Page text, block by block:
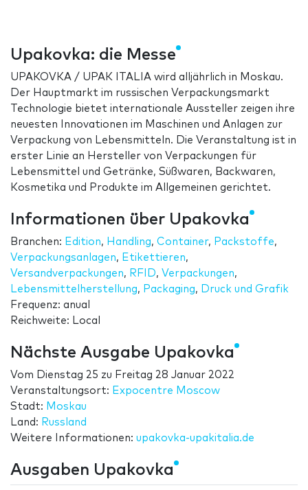
Upakovka: die Messe
UPAKOVKA / UPAK ITALIA wird alljährlich in Moskau.
Der Hauptmarkt im russischen Verpackungsmarkt
Technologie bietet internationale Aussteller zeigen ihre
neuesten Innovationen im Maschinen und Anlagen zur
Verpackung von Lebensmitteln. Die Veranstaltung ist in
erster Linie an Hersteller von Verpackungen für
Lebensmittel und Getränke, Süßwaren, Backwaren,
Kosmetika und Produkte im Allgemeinen gerichtet.
Informationen über Upakovka
Branchen: Edition, Handling, Container, Packstoffe,
Verpackungsanlagen, Etikettieren,
Versandverpackungen, RFID, Verpackungen,
Lebensmittelherstellung, Packaging, Druck und Grafik
Frequenz: anual
Reichweite: Local
Nächste Ausgabe Upakovka
Vom Dienstag 25 zu Freitag 28 Januar 2022
Veranstaltungsort: Expocentre Moscow
Stadt: Moskau
Land: Russland
Weitere Informationen: upakovka-upakitalia.de
Ausgaben Upakovka